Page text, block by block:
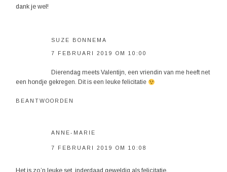
dank je wel!
SUZE BONNEMA
7 FEBRUARI 2019 OM 10:00
Dierendag meets Valentijn, een vriendin van me heeft net
een hondje gekregen. Dit is een leuke felicitatie
BEANTWOORDEN
ANNE-MARIE
7 FEBRUARI 2019 OM 10:08